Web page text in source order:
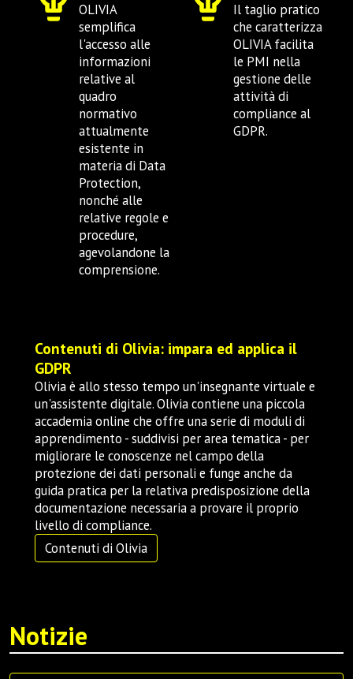
OLIVIA
semplifica
l'accesso alle
informazioni
relative al
quadro
normativo
attualmente
esistente in
materia di Data
Protection,
nonché alle
relative regole e
procedure,
agevolandone la
comprensione.
Il taglio pratico
che caratterizza
OLIVIA facilita
le PMI nella
gestione delle
attività di
compliance al
GDPR.
Contenuti di Olivia: impara ed applica il
GDPR
Olivia è allo stesso tempo un'insegnante virtuale e
un'assistente digitale. Olivia contiene una piccola
accademia online che offre una serie di moduli di
apprendimento - suddivisi per area tematica - per
migliorare le conoscenze nel campo della
protezione dei dati personali e funge anche da
guida pratica per la relativa predisposizione della
documentazione necessaria a provare il proprio
livello di compliance.
Contenuti di Olivia
Notizie